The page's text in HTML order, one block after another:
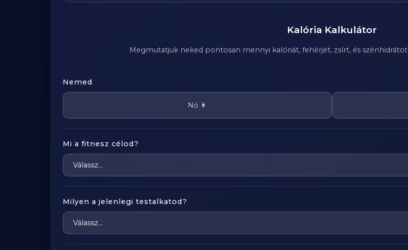
Kalória Kalkulátor
Megmutatjuk neked pontosan mennyi kalóriát, fehérjét, zsírt, és
Nemed
Nő 👩
Mi a fitnesz célod?
Milyen a jelenlegi testalkatod?